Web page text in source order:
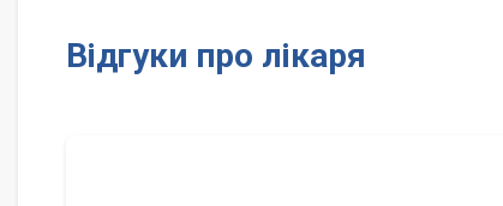
Відгуки про лікаря